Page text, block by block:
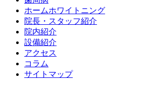
ホームホワイトニング
院長・スタッフ紹介
院内紹介
設備紹介
アクセス
コラム
サイトマップ